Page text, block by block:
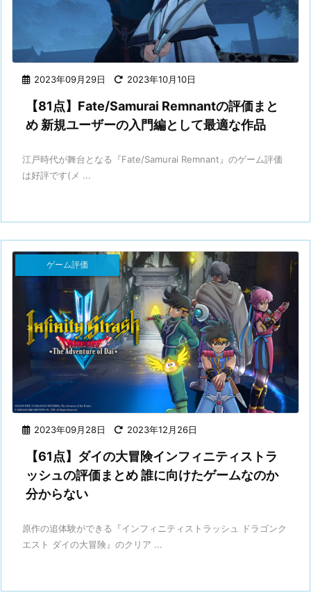
2023年09月29日 2023年10月10日
【81点】Fate/Samurai Remnantの評価まと
め 新規ユーザーの入門編として最適な作品
江戸時代が舞台となる『Fate/Samurai Remnant』のゲーム評価
は好評です(メ ...
2023年09月28日 2023年12月26日
ゲーム評価
【61点】ダイの大冒険インフィニティストラ
ッシュの評価まとめ 誰に向けたゲームなのか
分からない
原作の追体験ができる『インフィニティストラッシュ ドラゴンク
エスト ダイの大冒険』のクリア ...